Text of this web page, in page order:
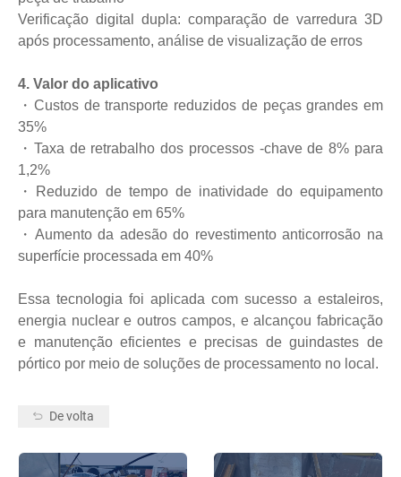
Verificação digital dupla: comparação de varredura 3D
após processamento, análise de visualização de erros
4. Valor do aplicativo
・ Custos de transporte reduzidos de peças grandes em
35%
・ Taxa de retrabalho dos processos -chave de 8% para
1,2%
・
Reduzido de tempo de inatividade do equipamento
para manutenção em 65%
・ Aumento da adesão do revestimento anticorrosão na
superfície processada em 40%
Essa tecnologia foi aplicada com sucesso a estaleiros,
energia nuclear e outros campos, e alcançou fabricação
e manutenção eficientes e precisas de guindastes de
pórtico por meio de soluções de processamento no local.
De volta